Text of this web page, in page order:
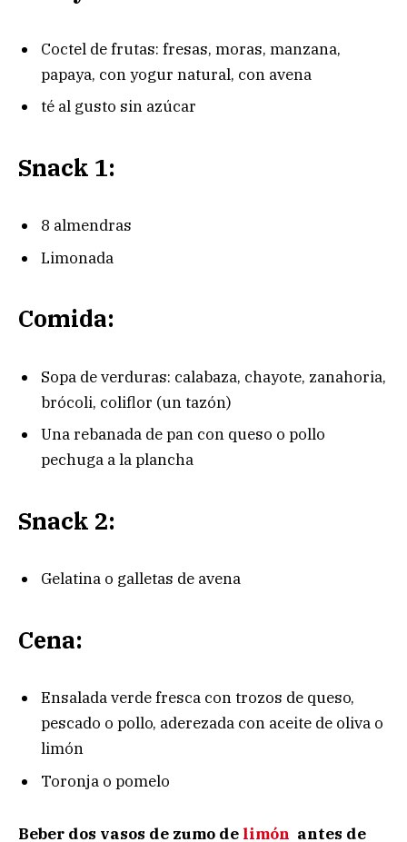
Coctel de frutas: fresas, moras, manzana,
papaya, con yogur natural, con avena
té al gusto sin azúcar
Snack 1:
8 almendras
Limonada
Comida:
Sopa de verduras: calabaza, chayote, zanahoria,
brócoli, coliflor (un tazón)
Una rebanada de pan con queso o pollo
pechuga a la plancha
Snack 2:
Gelatina o galletas de avena
Cena:
Ensalada verde fresca con trozos de queso,
pescado o pollo, aderezada con aceite de oliva o
limón
Toronja o pomelo
Beber dos vasos de zumo de limón antes de